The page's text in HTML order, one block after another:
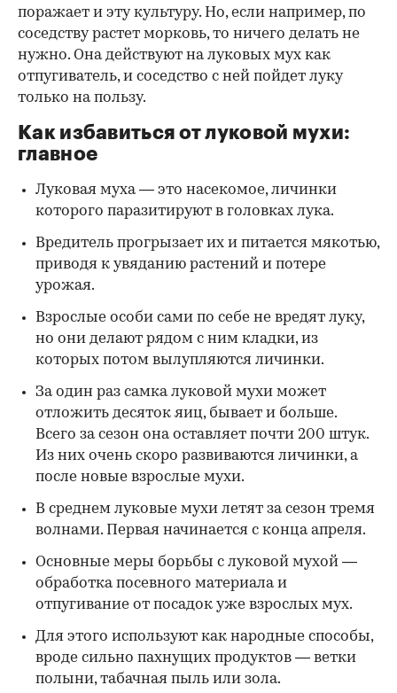
поражает и эту культуру. Но, если например, по
соседству растет морковь, то ничего делать не
нужно. Она действуют на луковых мух как
отпугиватель, и соседство с ней пойдет луку
только на пользу.
Как избавиться от луковой мухи:
главное
Луковая муха — это насекомое, личинки
которого паразитируют в головках лука.
Вредитель прогрызает их и питается мякотью,
приводя к увяданию растений и потере
урожая.
Взрослые особи сами по себе не вредят луку,
но они делают рядом с ним кладки, из
которых потом вылупляются личинки.
За один раз самка луковой мухи может
отложить десяток яиц, бывает и больше.
Всего за сезон она оставляет почти 200 штук.
Из них очень скоро развиваются личинки, а
после новые взрослые мухи.
В среднем луковые мухи летят за сезон тремя
волнами. Первая начинается с конца апреля.
Основные меры борьбы с луковой мухой —
обработка посевного материала и
отпугивание от посадок уже взрослых мух.
Для этого используют как народные способы,
вроде сильно пахнущих продуктов — ветки
полыни, табачная пыль или зола.